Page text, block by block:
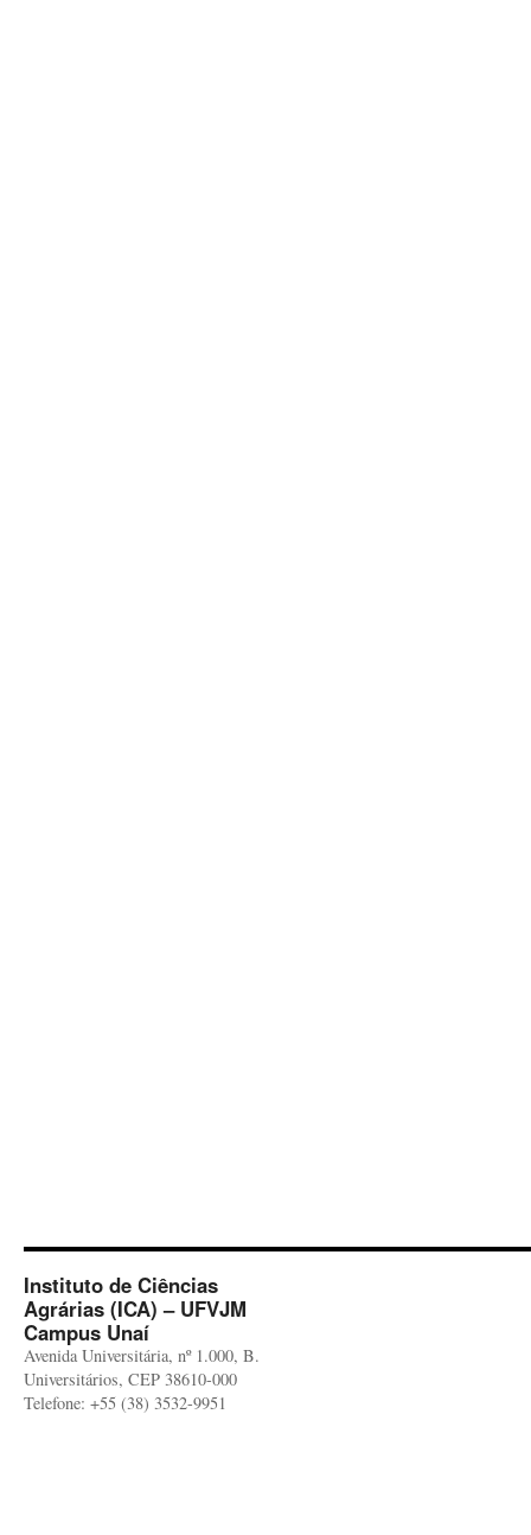
Instituto de Ciências
Agrárias (ICA) – UFVJM
Campus Unaí
Avenida Universitária, nº 1.000, B.
Universitários, CEP 38610-000
Telefone: +55 (38) 3532-9951